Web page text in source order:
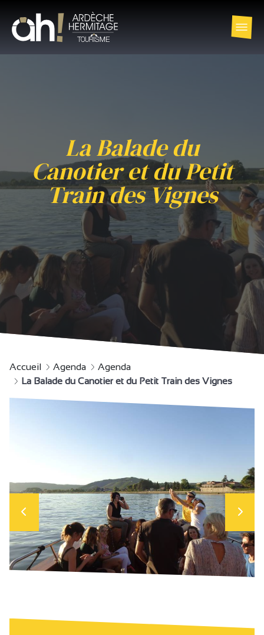
La Balade du
Canotier et du Petit
Train des Vignes
Accueil Agenda
Agenda
La Balade du Canotier et du Petit Train des Vignes